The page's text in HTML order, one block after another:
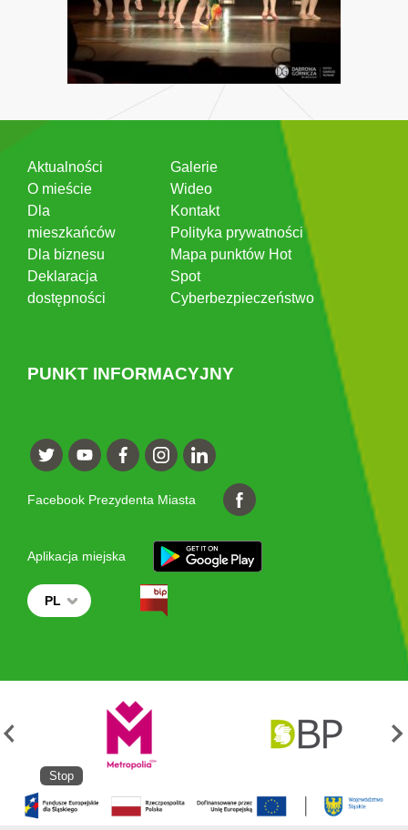
Aktualności
O mieście
Dla
mieszkańców
Dla biznesu
Deklaracja
dostępności
Galerie
Wideo
Kontakt
Polityka prywatności
Mapa punktów Hot
Spot
Cyberbezpieczeństwo
PUNKT INFORMACYJNY
Facebook Prezydenta Miasta
Aplikacja miejska
PL
Stop